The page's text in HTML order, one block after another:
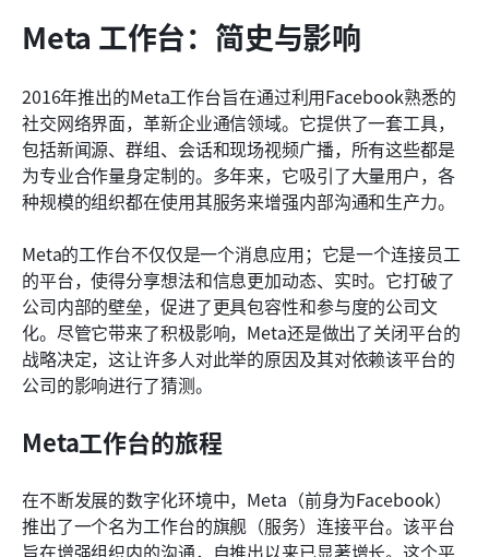
Meta 工作台：简史与影响
2016年推出的Meta工作台旨在通过利用Facebook熟悉的
社交网络界面，革新企业通信领域。它提供了一套工具，
包括新闻源、群组、会话和现场视频广播，所有这些都是
为专业合作量身定制的。多年来，它吸引了大量用户，各
种规模的组织都在使用其服务来增强内部沟通和生产力。
Meta的工作台不仅仅是一个消息应用；它是一个连接员工
的平台，使得分享想法和信息更加动态、实时。它打破了
公司内部的壁垒，促进了更具包容性和参与度的公司文
化。尽管它带来了积极影响，Meta还是做出了关闭平台的
战略决定，这让许多人对此举的原因及其对依赖该平台的
公司的影响进行了猜测。
Meta工作台的旅程
在不断发展的数字化环境中，Meta（前身为Facebook）
推出了一个名为工作台的旗舰（服务）连接平台。该平台
旨在增强组织内的沟通，自推出以来已显著增长。这个平